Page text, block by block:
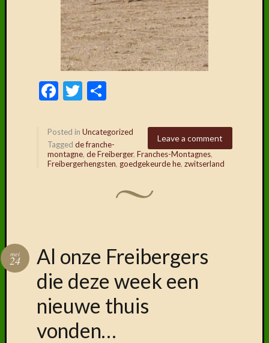
Facebook
Twitter
Leave a comment
Posted in Uncategorized
Tagged de franche-
montagne, de Freiberger, Franches-Montagnes,
Freibergerhengsten, goedgekeurde he, zwitserland
Al onze Freibergers
die deze week een
nieuwe thuis
vonden…
mei
24